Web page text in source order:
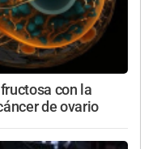
con la
de ovario